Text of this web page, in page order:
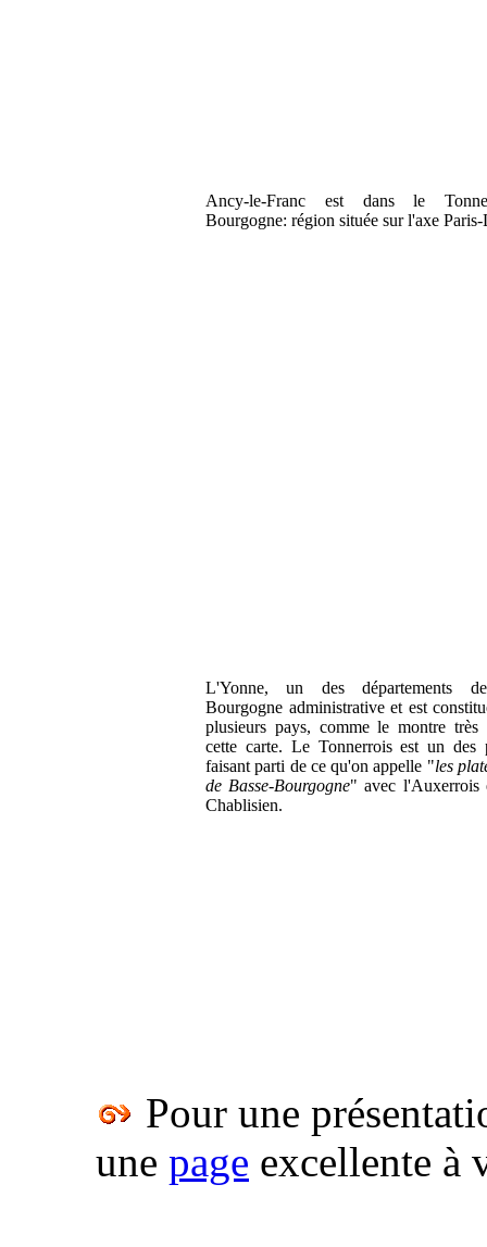
Ancy-le-Franc est dans le
Bourgogne: région située sur l'axe
L'Yonne, un des départements
Bourgogne administrative et est
plusieurs pays, comme le montre très
cette carte. Le Tonnerrois est un des
faisant parti de ce qu'on appelle "les
de Basse-Bourgogne" avec l'Auxerrois
Chablisien.
Pour une
une page excellente à